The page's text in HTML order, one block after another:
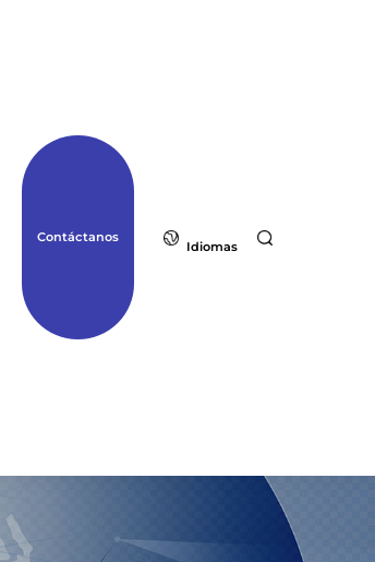
Contáctanos
Idiomas